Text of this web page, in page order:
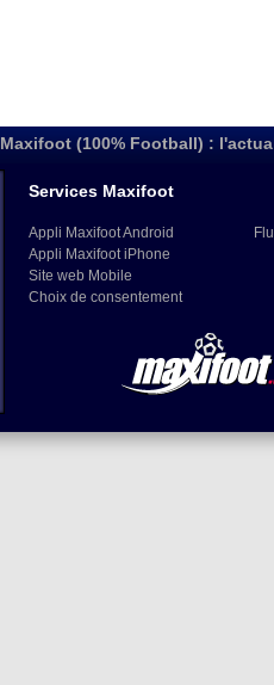
Maxifoot (100% Football) :
Services Maxifoot
Appli Maxifoot Android
Appli Maxifoot iPhone
Site web Mobile
Choix de consentement